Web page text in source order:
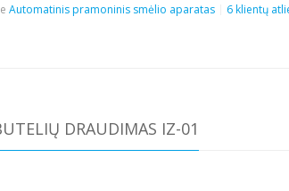
Automatinis pramoninis smėlio aparatas 6 klientų
DRAUDIMAS IZ-01